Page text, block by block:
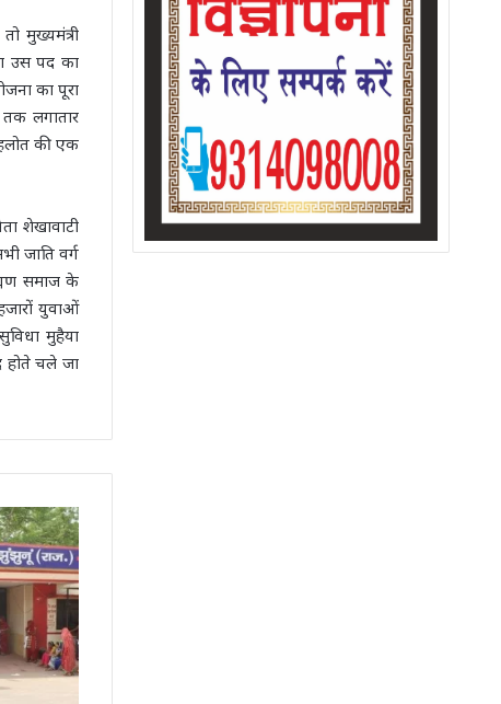
मुख्यमंत्री
उस पद का
का पूरा
लगातार
की एक
शेखावाटी
जाति वर्ग
समाज के
युवाओं
मुहैया
होते चले जा